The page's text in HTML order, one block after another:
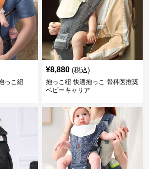
っこ紐
¥8,880 (税込)
抱っこ紐 快適抱っこ 骨科医推奨
ベビーキャリア